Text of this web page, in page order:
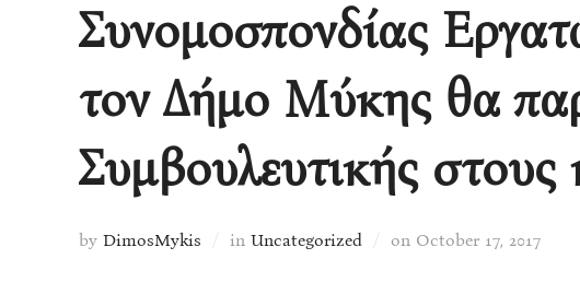
Συνομοσπονδίας
τον Δήμο Μύκης θα
Συμβουλευτικής
by DimosMykis in Uncategorized on Posted
October 17, 2017